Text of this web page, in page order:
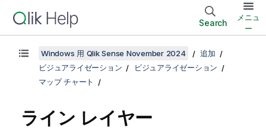
Search
メニュ
ー
Windows 用 Qlik Sense November 2024
追加
ビジュアライゼーション
ビジュアライゼーション
マップ チャート
ライン レイヤー